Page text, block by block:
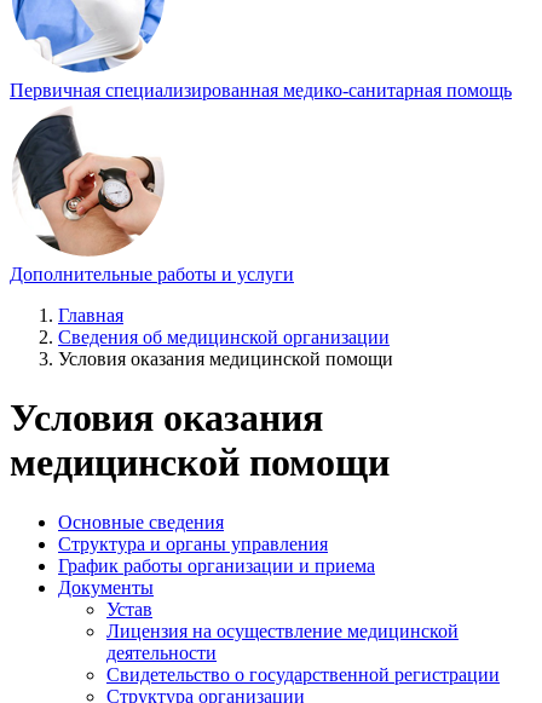
Первичная специализированная медико-санитарная помощь
Дополнительные работы и услуги
Главная
Сведения об медицинской организации
Условия оказания медицинской помощи
Условия оказания
медицинской помощи
Основные сведения
Структура и органы управления
График работы организации и приема
Документы
Устав
Лицензия на осуществление медицинской
деятельности
Свидетельство о государственной регистрации
Структура организации